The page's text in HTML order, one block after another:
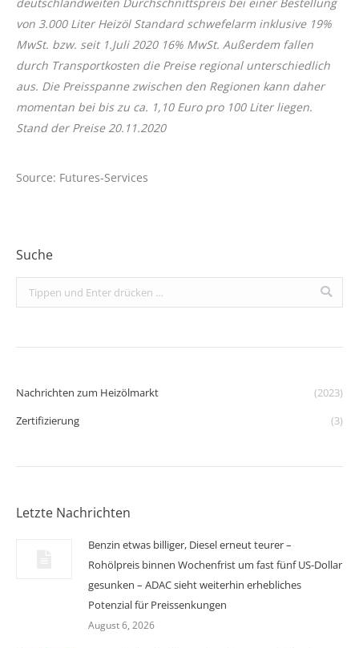
von 3.000 Liter Heizöl Standard schwefelarm inklusive 19%
MwSt. bzw. seit 1.Juli 2020 16% MwSt. Außerdem fallen
durch Transportkosten die Preise regional unterschiedlich
aus. Die Preisspanne zwischen den Regionen kann daher
momentan bei bis zu ca. 1,10 Euro pro 100 Liter liegen.
Stand der Preise 20.11.2020
Source: Futures-Services
Suche
Search:
Nachrichten zum Heizölmarkt
(2023)
Zertifizierung
(3)
Letzte Nachrichten
Benzin etwas billiger, Diesel erneut teurer –
Rohölpreis binnen Wochenfrist um fast fünf US-Dollar
gesunken – ADAC sieht weiterhin erhebliches
Potenzial für Preissenkungen
August 6, 2026